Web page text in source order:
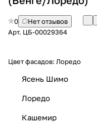
0
Нет отзывов
Арт. ЦБ-00029364
Цвет фасадов: Лоредо
Ясень Шимо
Лоредо
Кашемир